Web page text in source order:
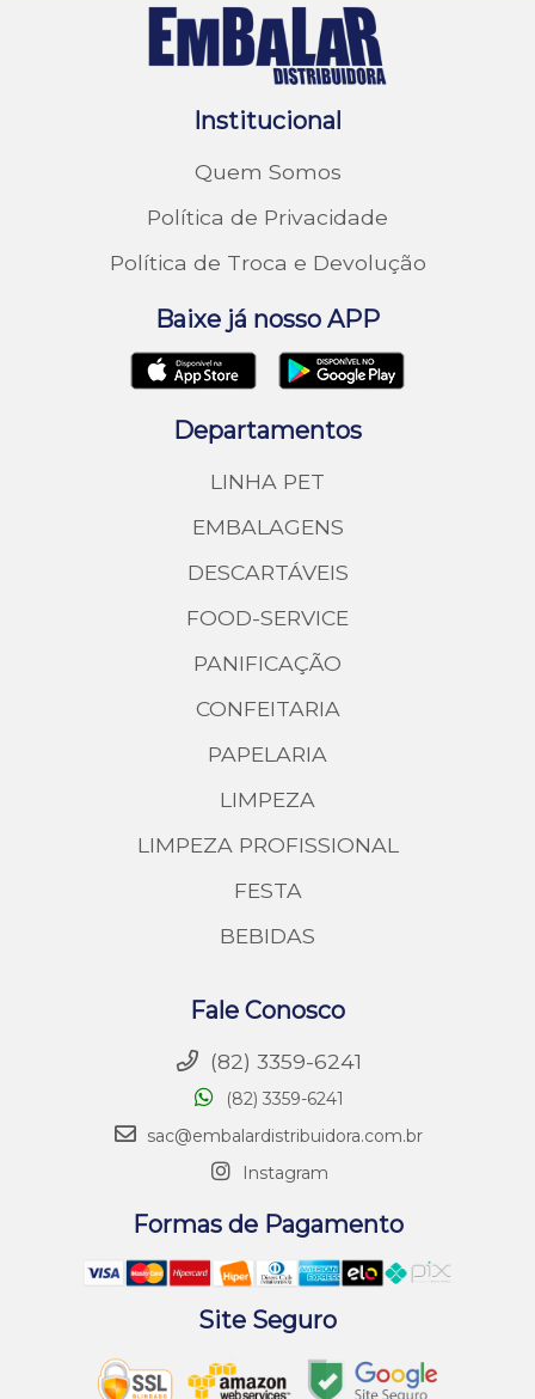
Institucional
Quem Somos
Política de Privacidade
Política de Troca e Devolução
Baixe já nosso APP
Departamentos
LINHA PET
EMBALAGENS
DESCARTÁVEIS
FOOD-SERVICE
PANIFICAÇÃO
CONFEITARIA
PAPELARIA
LIMPEZA
LIMPEZA PROFISSIONAL
FESTA
BEBIDAS
Fale Conosco
(82) 3359-6241
(82) 3359-6241
sac@embalardistribuidora.com.br
Instagram
Formas de Pagamento
Site Seguro